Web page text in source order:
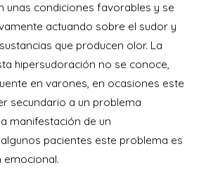
unas condiciones favorables y se
actuando sobre el sudor y
que producen olor. La
hipersudoración no se conoce,
en varones, en ocasiones este
secundario a un problema
manifestación de un
pacientes este problema es
emocional.